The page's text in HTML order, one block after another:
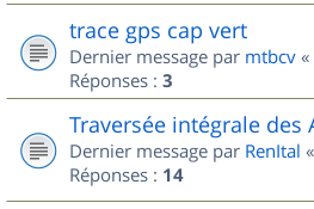
trace gps cap vert
Dernier message par mtbcv «
Réponses : 3
Traversée intégrale des
Dernier message par RenItal «
Réponses : 14